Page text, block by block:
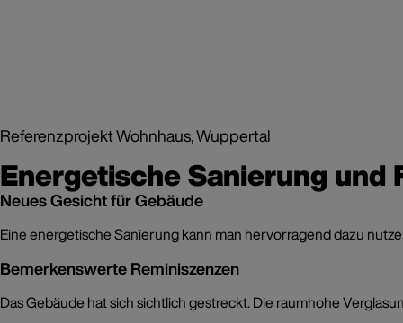
Referenzprojekt Wohnhaus, Wuppertal
Energetische Sanierung und
Neues Gesicht für Gebäude
Eine energetische Sanierung kann man hervorragend dazu
Bemerkenswerte Reminiszenzen
Das Gebäude hat sich sichtlich gestreckt. Die raumhohe